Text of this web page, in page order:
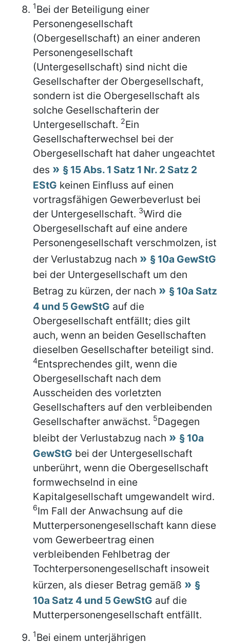
1Bei der Beteiligung einer
Personengesellschaft
(Obergesellschaft) an einer anderen
Personengesellschaft
(Untergesellschaft) sind nicht die
Gesellschafter der Obergesellschaft,
sondern ist die Obergesellschaft als
solche Gesellschafterin der
Untergesellschaft. 2Ein
Gesellschafterwechsel bei der
Obergesellschaft hat daher ungeachtet
des
§ 15 Abs. 1 Satz 1 Nr. 2 Satz 2
EStG keinen Einfluss auf einen
vortragsfähigen Gewerbeverlust bei
der Untergesellschaft. 3Wird die
Obergesellschaft auf eine andere
Personengesellschaft verschmolzen, ist
der Verlustabzug nach
§ 10a GewStG
bei der Untergesellschaft um den
Betrag zu kürzen, der nach
§ 10a Satz
4 und 5 GewStG auf die
Obergesellschaft entfällt; dies gilt
auch, wenn an beiden Gesellschaften
dieselben Gesellschafter beteiligt sind.
4Entsprechendes gilt, wenn die
Obergesellschaft nach dem
Ausscheiden des vorletzten
Gesellschafters auf den verbleibenden
Gesellschafter anwächst. 5Dagegen
bleibt der Verlustabzug nach
§ 10a
GewStG bei der Untergesellschaft
unberührt, wenn die Obergesellschaft
formwechselnd in eine
Kapitalgesellschaft umgewandelt wird.
6Im Fall der Anwachsung auf die
Mutterpersonengesellschaft kann diese
vom Gewerbeertrag einen
verbleibenden Fehlbetrag der
Tochterpersonengesellschaft insoweit
kürzen, als dieser Betrag gemäß
§
10a Satz 4 und 5 GewStG auf die
Mutterpersonengesellschaft entfällt.
1Bei einem unterjährigen